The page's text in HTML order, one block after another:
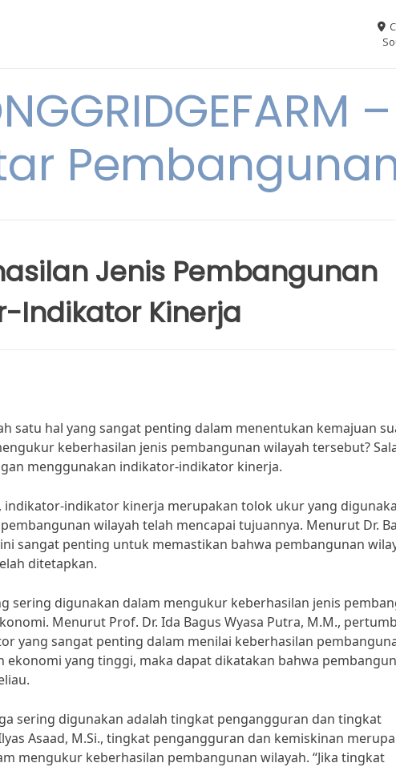
Jenis Pembangunan
Indikator Kinerja
satu hal yang sangat penting dalam menentukan kemajuan
keberhasilan jenis pembangunan wilayah tersebut?
menggunakan indikator-indikator kinerja.
indikator kinerja merupakan tolok ukur yang
wilayah telah mencapai tujuannya. Menurut Dr.
sangat penting untuk memastikan bahwa pembangunan
ditetapkan.
sering digunakan dalam mengukur keberhasilan jenis
Menurut Prof. Dr. Ida Bagus Wyasa Putra, M.M.,
yang sangat penting dalam menilai keberhasilan
ekonomi yang tinggi, maka dapat dikatakan bahwa
sering digunakan adalah tingkat pengangguran dan tingkat
Asaad, M.Si., tingkat pengangguran dan kemiskinan
mengukur keberhasilan pembangunan wilayah. “Jika tingkat